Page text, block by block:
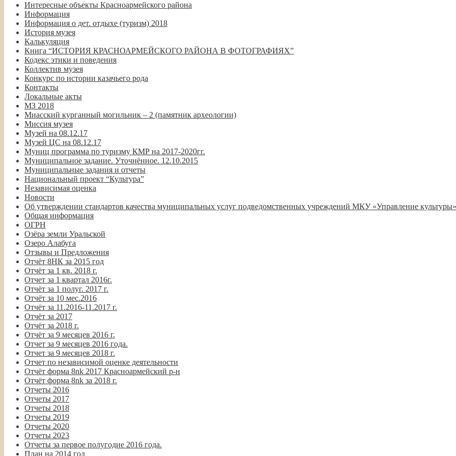
Интересные объекты Красноармейского района
Информация
Информация о дет. отдыхе (туризм) 2018
История музея
Калькуляция
Книга “ИСТОРИЯ КРАСНОАРМЕЙСКОГО РАЙОНА В ФОТОГРАФИЯХ”
Кодекс этики и поведения
Коллектив музея
Конкурс по истории казачьего рода
Контакты
Локальные акты
МЗ 2018
Миасский курганный могильник – 2 (памятник археологии)
Миссия музея
Музей на 08.12.17
Музей ЦС на 08.12.17
Муниц программа по туризму КМР на 2017-2020гг.
Муниципальное задание. Уточнённое. 12.10.2015
Муниципальные задания и отчеты
Национальный проект “Культура”
Независимая оценка
Новости
Об утверждении стандартов качества муниципальных услуг подведомственных учреждений МКУ «Управление культуры»
Общая информация
ОГРН
Озёра земли Уральской
Озеро Алабуга
Отзывы и Предложения
Отчёт 8НК за 2015 год
Отчёт за 1 кв. 2018 г.
Отчет за 1 квартал 2016г.
Отчёт за 1 полуг. 2017 г.
Отчёт за 10 мес.2016
Отчёт за 11.2016-11.2017 г.
Отчёт за 2017
Отчёт за 2018 г.
Отчёт за 9 месяцев 2016 г.
Отчет за 9 месяцев 2016 года.
Отчет за 9 месяцев 2018 г.
Отчет по независимой оценке деятельности
Отчёт форма 8nk 2017 Красноармейский р-н
Отчёт форма 8nk за 2018 г.
Отчеты 2016
Отчеты 2017
Отчеты 2018
Отчеты 2019
Отчеты 2020
Отчеты 2023
Отчеты за первое полугодие 2016 года.
План на 2014 год